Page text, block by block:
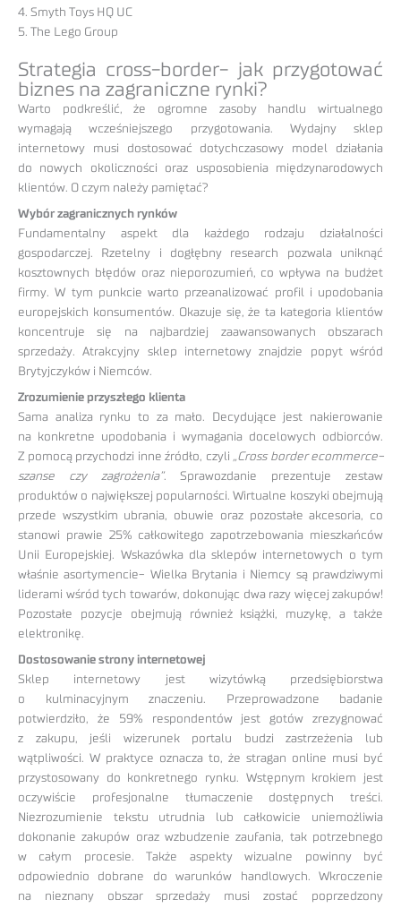
4. Smyth Toys HQ UC
5. The Lego Group
Strategia cross-border- jak przygotować
biznes na zagraniczne rynki?
Warto podkreślić, że ogromne zasoby handlu wirtualnego
wymagają wcześniejszego przygotowania. Wydajny sklep
internetowy musi dostosować dotychczasowy model działania
do nowych okoliczności oraz usposobienia międzynarodowych
klientów. O czym należy pamiętać?
Wybór zagranicznych rynków
Fundamentalny aspekt dla każdego rodzaju działalności
gospodarczej. Rzetelny i dogłębny research pozwala uniknąć
kosztownych błędów oraz nieporozumień, co wpływa na budżet
firmy. W tym punkcie warto przeanalizować profil i upodobania
europejskich konsumentów. Okazuje się, że ta kategoria klientów
koncentruje się na najbardziej zaawansowanych obszarach
sprzedaży. Atrakcyjny sklep internetowy znajdzie popyt wśród
Brytyjczyków i Niemców.
Zrozumienie przyszłego klienta
Sama analiza rynku to za mało. Decydujące jest nakierowanie
na konkretne upodobania i wymagania docelowych odbiorców.
Z pomocą przychodzi inne źródło, czyli „Cross border ecommerce-
szanse czy zagrożenia”. Sprawozdanie prezentuje zestaw
produktów o największej popularności. Wirtualne koszyki obejmują
przede wszystkim ubrania, obuwie oraz pozostałe akcesoria, co
stanowi prawie 25% całkowitego zapotrzebowania mieszkańców
Unii Europejskiej. Wskazówka dla sklepów internetowych o tym
właśnie asortymencie- Wielka Brytania i Niemcy są prawdziwymi
liderami wśród tych towarów, dokonując dwa razy więcej zakupów!
Pozostałe pozycje obejmują również książki, muzykę, a także
elektronikę.
Dostosowanie strony internetowej
Sklep internetowy jest wizytówką przedsiębiorstwa
o kulminacyjnym znaczeniu. Przeprowadzone badanie
potwierdziło, że 59% respondentów jest gotów zrezygnować
z zakupu, jeśli wizerunek portalu budzi zastrzeżenia lub
wątpliwości. W praktyce oznacza to, że stragan online musi być
przystosowany do konkretnego rynku. Wstępnym krokiem jest
oczywiście profesjonalne tłumaczenie dostępnych treści.
Niezrozumienie tekstu utrudnia lub całkowicie uniemożliwia
dokonanie zakupów oraz wzbudzenie zaufania, tak potrzebnego
w całym procesie. Także aspekty wizualne powinny być
odpowiednio dobrane do warunków handlowych. Wkroczenie
na nieznany obszar sprzedaży musi zostać poprzedzony